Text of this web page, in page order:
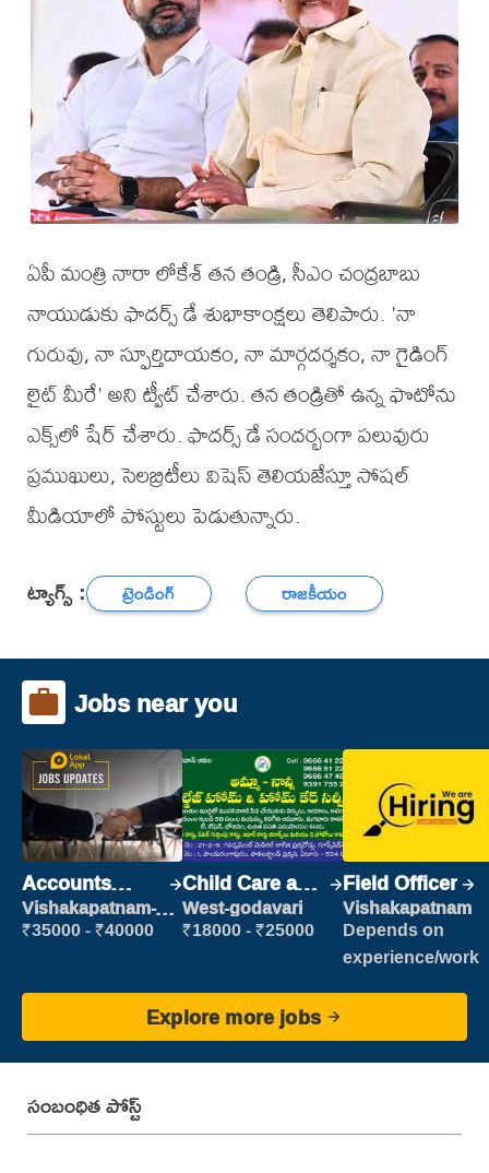
ఏపీ మంత్రి నారా లోకేశ్ తన తండ్రి, సీఎం చంద్రబాబు
నాయుడుకు ఫాదర్స్ డే శుభాకాంక్షలు తెలిపారు. 'నా
గురువు, నా స్ఫూర్తిదాయకం, నా మార్గదర్శకం, నా గైడింగ్
లైట్ మీరే' అని ట్వీట్ చేశారు. తన తండ్రితో ఉన్న ఫొటోను
ఎక్స్‌లో షేర్ చేశారు. ఫాదర్స్ డే సందర్భంగా పలువురు
ప్రముఖులు, సెలబ్రిటీలు విషెస్ తెలియజేస్తూ సోషల్
మీడియాలో పోస్టులు పెడుతున్నారు.
ట్యాగ్స్ : ట్రెండింగ్ రాజకీయం
Jobs near you
Accounts
Clerk
Vishakapatnam-
new
₹35000 - ₹40000
Child Care and
Patient care
West-godavari
₹18000 - ₹25000
Field Officer
Vishakapatnam
Depends on
experience/work
Explore more jobs
సంబంధిత పోస్ట్